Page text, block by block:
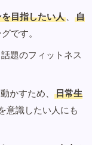
目指したい人 、
自
です。
題のフィットネス
かすため、
日常生
意識したい人にも